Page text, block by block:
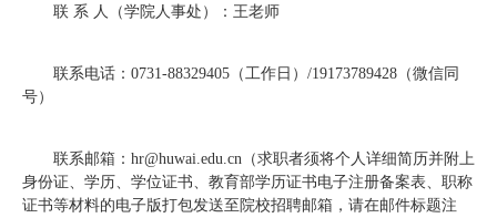
联 系 人（学院人事处）：王老师
联系电话：0731-88329405（工作日）/19173789428（微信同
号）
联系邮箱：hr@huwai.edu.cn（求职者须将个人详细简历并附上
身份证、学历、学位证书、教育部学历证书电子注册备案表、职称
证书等材料的电子版打包发送至院校招聘邮箱，请在邮件标题注